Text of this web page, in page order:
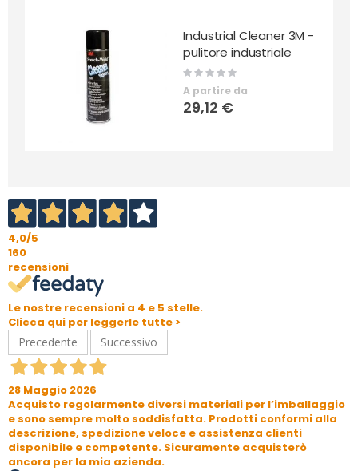
Industrial Cleaner 3M -
pulitore industriale
Rating:
0%
A partire da
29,12 €
4,0/5
160
recensioni
Le nostre recensioni a 4 e 5 stelle.
Clicca qui per leggerle tutte >
Precedente
Successivo
28 Maggio 2026
Acquisto regolarmente diversi materiali per l’imballaggio
e sono sempre molto soddisfatta. Prodotti conformi alla
descrizione, spedizione veloce e assistenza clienti
disponibile e competente. Sicuramente acquisterò
ancora per la mia azienda.